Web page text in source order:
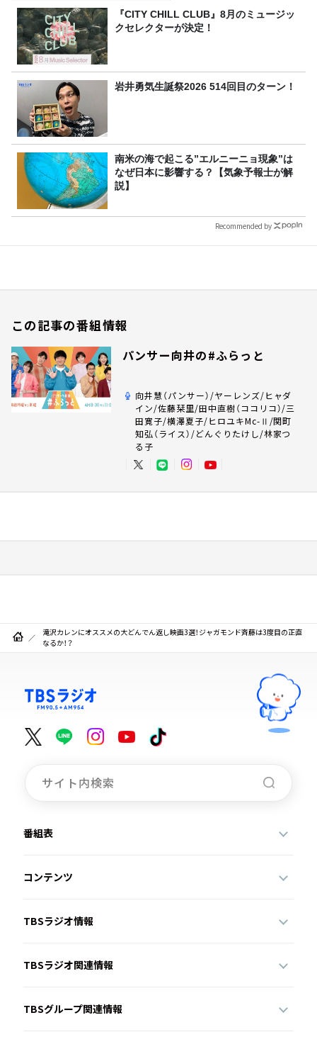
『CITY CHILL CLUB』8月のミュージッ
クセレクターが決定！
岩井勇気生誕祭2026 514回目のターン！
南米の海で起こる”エルニーニョ現象”は
なぜ日本に影響する？【気象予報士が解
説】
Recommended by
この記事の番組情報
パンサー向井の#ふらっと
向井慧（パンサー）/ヤーレンズ/ヒャダ
イン/佐藤栞里/田中直樹（ココリコ）/三
田寛子/横澤夏子/ヒロユキMc-Ⅱ/関町
知弘（ライス）/どんぐりたけし/林家つ
る子
滝沢カレンにオススメの大どんでん返し映画3選！ジャガモンド斉藤は3度目の正直
なるか！？
番組表
コンテンツ
TBSラジオ情報
TBSラジオ関連情報
TBSグループ関連情報